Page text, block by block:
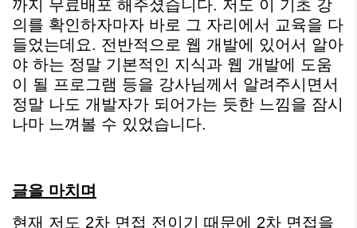
까지 무료배포 해주셨습니다. 저도 이 기초 강
의를 확인하자마자 바로 그 자리에서 교육을 다
들었는데요. 전반적으로 웹 개발에 있어서 알아
야 하는 정말 기본적인 지식과 웹 개발에 도움
이 될 프로그램 등을 강사님께서 알려주시면서
정말 나도 개발자가 되어가는 듯한 느낌을 잠시
나마 느껴볼 수 있었습니다.
글을 마치며
현재 저도 2차 면접 전이기 때문에 2차 면접을